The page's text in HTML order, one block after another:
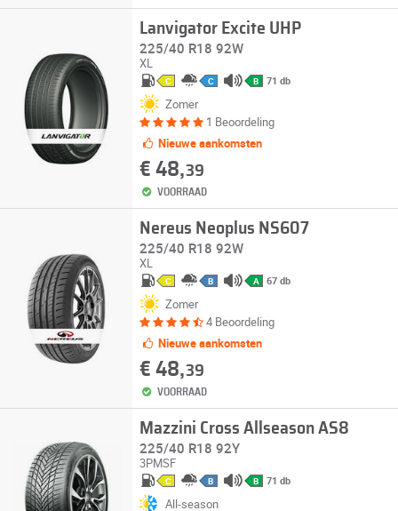
Lanvigator Excite UHP
225/40 R18 92W
XL
C C B 71 db
Zomer
1 Beoordeling
Nieuwe aankomsten
€ 48,39
VOORRAAD
Nereus Neoplus NS607
225/40 R18 92W
XL
C B A 67 db
Zomer
4 Beoordeling
Nieuwe aankomsten
€ 48,39
VOORRAAD
Mazzini Cross Allseason AS8
225/40 R18 92Y
3PMSF
C B B 71 db
All-season